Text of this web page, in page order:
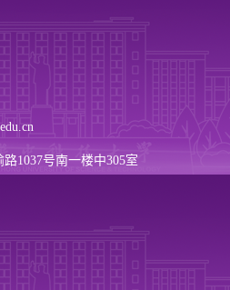
1037号南一楼中305室